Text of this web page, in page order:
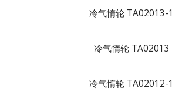
冷气惰轮 TA02013-1
冷气惰轮 TA02013
冷气惰轮 TA02012-1